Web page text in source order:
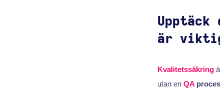
är
Kvalitetssäkring
utan en QA